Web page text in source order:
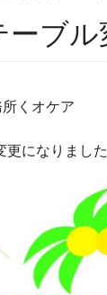
ーブル
くオケア
になりました